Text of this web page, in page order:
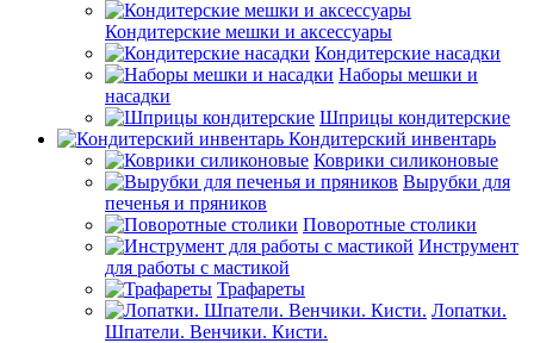
Кондитерские мешки и аксессуары
Кондитерские насадки
Наборы мешки и
насадки
Шприцы кондитерские
Кондитерский инвентарь
Коврики силиконовые
Вырубки для
печенья и пряников
Поворотные столики
Инструмент
для работы с мастикой
Трафареты
Лопатки.
Шпатели. Венчики. Кисти.